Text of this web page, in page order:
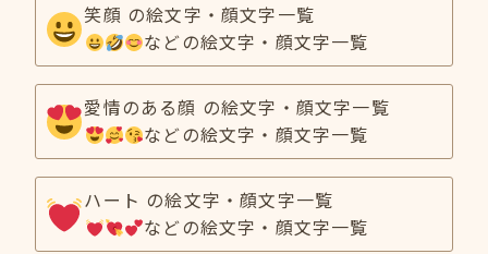
笑顔 の絵文字・顔文字一覧
などの絵文字・顔文字一覧
愛情のある顔 の絵文字・顔文字一覧
などの絵文字・顔文字一覧
ハート の絵文字・顔文字一覧
などの絵文字・顔文字一覧